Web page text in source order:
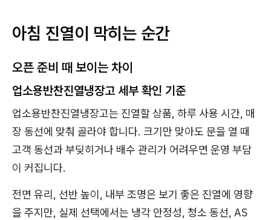
아침 진열이 막히는 순간
오픈 준비 때 보이는 차이
업소용반찬진열냉장고 세부 확인 기준
업소용반찬진열냉장고는 진열할 상품, 하루 사용 시간, 매
장 동선에 맞춰 골라야 합니다. 크기만 맞아도 문을 열 때
고객 동선과 부딪히거나 배수 관리가 어려우면 운영 부담
이 커집니다.
전면 유리, 선반 높이, 내부 조명은 보기 좋은 진열에 영향
을 주지만, 실제 선택에서는 냉각 안정성, 청소 동선, AS